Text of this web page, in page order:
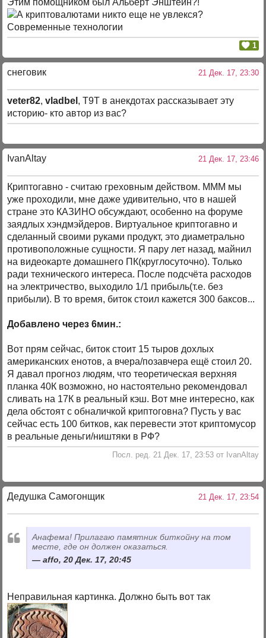
1
снеговик 21 Дек. 17, 23:30
veter82,vladbel , Т9Т в анекдотах рассказывает эту
историю- кто автор из вас?
IvanAltay 21 Дек. 17, 23:46
Криптогавно - считаю греховным действом. МММ мы
уже проходили, мне даже удивительно, что в нашей
стране это КАЗИНО обсуждают, особенно на форуме
заядлых хэндмэйдеров. Виртуальное криптогавно и
сделанный своими руками продукт, это диаметрально
противоположные сущности. Я пару лет назад, майнил
на видеокарте домашнего ПК(круглосуточно). Только
ради технического интереса. После подсчёта расходов
на электричество, выходило 1/1 прибыль(т.е. без
прибыли). В то время, биток стоил кажется 300 баксов...
Добавлено через 6мин.:
Вот прям сейчас, биток стоит 15 тыров дохлых
американских енотов, а вчера/позавчера ещё стоил 20.
Я давал прогноз людям, что теоретическая верхняя
планка 40К возможно, но настоятельно рекомендовал
сливать на 17К в реальный кэш. Вот мне интересно, как
дела обстоят с обналичкой криптоговна? Пусть у вас
сейчас есть 100 битков, как перевести этот криптомусор
в реальные деньги/ништяки в РФ?
Посл. ред. 21 Дек. 17, 23:53 от IvanAltay
Дедушка Самогонщик 21 Дек. 17, 23:54
Анафема! Прилагаю памятник биткойну на том
месте, где он должен оказаться.
affo, 20 Дек. 17, 20:45
Неправильная картинка. Должно быть вот так